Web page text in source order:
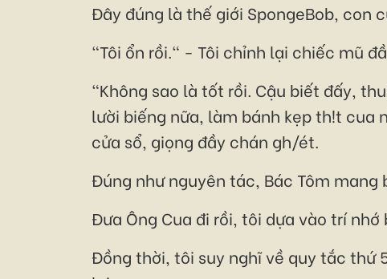
Đây đúng là thế giới SpongeBob, con
"Tôi ổn rồi." - Tôi chỉnh lại chiếc mũ
"Không sao là tốt rồi. Cậu biết đấy,
lười biếng nữa, làm bánh kẹp th!t cua
cửa sổ, giọng đầy chán gh/ét.
Đúng như nguyên tác, Bác Tôm
Đưa Ông Cua đi rồi, tôi dựa vào trí
Đồng thời, tôi suy nghĩ về quy tắc thứ